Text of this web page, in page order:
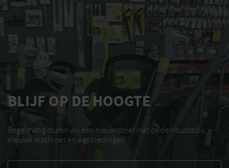
BLIJF OP DE HOOGTE
Regelmatig sturen wij een nieuwsbrief met onderhoudstips,
nieuwe machines en aanbiedingen